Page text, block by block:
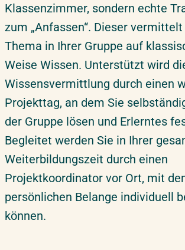
Klassenzimmer, sondern echte
zum „Anfassen“. Dieser
Thema in Ihrer Gruppe auf
Weise Wissen. Unterstützt wird
Wissensvermittlung durch einen
Projekttag, an dem Sie
der Gruppe lösen und Erlerntes
Begleitet werden Sie in Ihrer
Weiterbildungszeit durch einen
Projektkoordinator vor Ort, mit
persönlichen Belange individuell
können.